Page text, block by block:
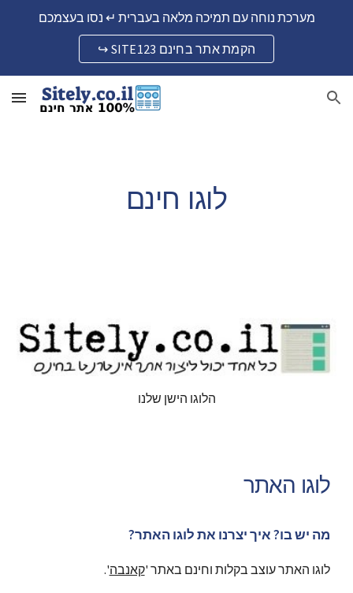
מערכת נוחה עם תמיכה מלאה בעברית ↵ נסו בעצמכם
↪ SITE123 הקמת אתר בחינם
לוגו חינם
הלוגו הישן שלנו
לוגו האתר
מה יש בו? איך יצרנו את לוגו האתר?
לוגו האתר עוצב בקלות וחינם באתר 'קאנבה'.